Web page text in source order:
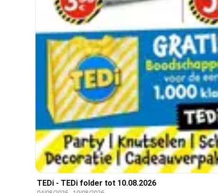
TEDi - TEDi folder tot 10.08.2026